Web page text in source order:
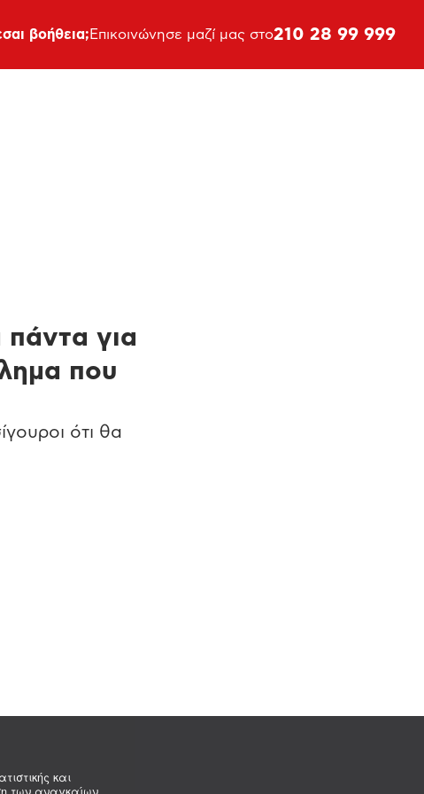
και
βοήθεια; Επικοινώνησε μαζί μας στο210 28 99 999
για
που
ότι θα